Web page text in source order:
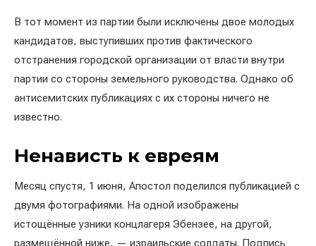
В тот момент из партии были исключены двое молодых
кандидатов, выступивших против фактического
отстранения городской организации от власти внутри
партии со стороны земельного руководства. Однако об
антисемитских публикациях с их стороны ничего не
известно.
Ненависть к евреям
Месяц спустя, 1 июня, Апостол поделился публикацией с
двумя фотографиями. На одной изображены
истощённые узники концлагеря Эбензее, на другой,
размещённой ниже, — израильские солдаты. Подпись